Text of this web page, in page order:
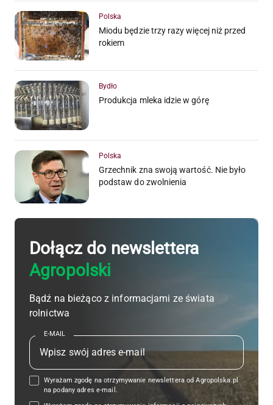
Polska
Miodu będzie trzy razy więcej niż przed
rokiem
Bydło
Produkcja mleka idzie w górę
Polska
Grzechnik zna swoją wartość. Nie było
podstaw do zwolnienia
Dołącz do newslettera
Agropolski
Bądź na bieżąco z informacjami ze świata
rolnictwa
E-MAIL
Wyrażam zgodę na otrzymywanie newslettera od Agropolska.pl
na podany adres e-mail.